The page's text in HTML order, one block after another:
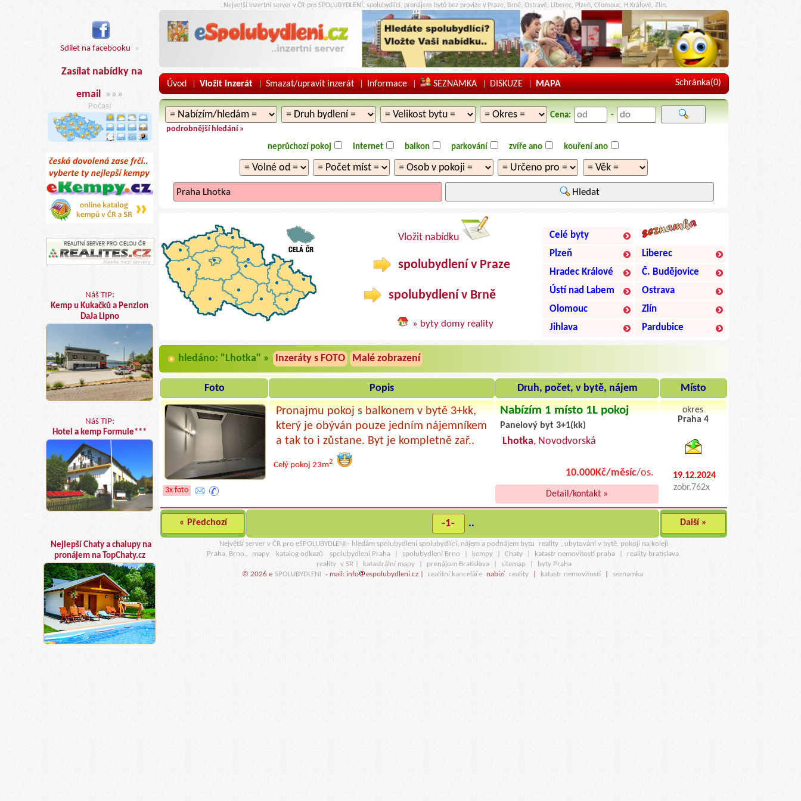
Sdílet na facebooku »
Zasílat nabídky na
email »»»
Počasí
Náš TIP:
Kemp u Kukačků a Penzion
DaJa Lipno
Náš TIP:
Hotel a kemp Formule***
Nejlepší Chaty a chalupy na
pronájem na TopChaty.cz
..Nejvetší inzertní server v ČR pro SPOLUBYDLENÍ, spolubydlící, pronájem bytů bez provize v Praze, Brně, Ostravě, Liberec, Plzeň, Olomouc, H.Králové, Zlín.
Úvod | Vložit inzerát | Smazat/upravit inzerát | Informace | SEZNAMKA | DISKUZE | MAPA Schránka(0)
Cena: -
podrobnější hledání »
neprůchozí pokoj internet balkon parkování zvíře ano kouření ano
Hledat
Vložit nabídku
spolubydlení v Praze
spolubydlení v Brně
» byty domy reality
Celé byty
Plzeň
Liberec
Hradec Králové
Č. Budějovice
Ústí nad Labem
Ostrava
Olomouc
Zlín
Jihlava
Pardubice
hledáno: "Lhotka" » Inzeráty s FOTO Malé zobrazení
Foto Popis Druh, počet, v bytě, nájem Místo
3x foto
Pronajmu pokoj s balkonem v bytě 3+kk,
který je obýván pouze jedním nájemníkem
a tak to i zůstane. Byt je kompletně zař..
Celý pokoj 23m2
Nabízím 1 místo 1L pokoj
Panelový byt 3+1(kk)
Lhotka, Novodvorská
10.000Kč/měsíc/os.
Detail/kontakt »
okres
Praha 4
19.12.2024
zobr.762x
« Předchozí -1- .. Další »
Největší server v ČR pro eSPOLUBYDLENI - hledám spolubydlení spolubydlící, nájem a podnájem bytu reality
, ubytování v bytě, pokoji na koleji
Praha, Brno..
mapy katalog odkazů spolubydlení Praha spolubydlení Brno kempy Chaty katastr nemovitostí praha
reality bratislava
reality v SR | katastrální mapy prenájom Bratislava sitemap
byty Praha
© 2026 e SPOLUBYDLENI - mail: info espolubydleni.cz | realitní kanceláře nabízí reality katastr nemovitostí seznamka